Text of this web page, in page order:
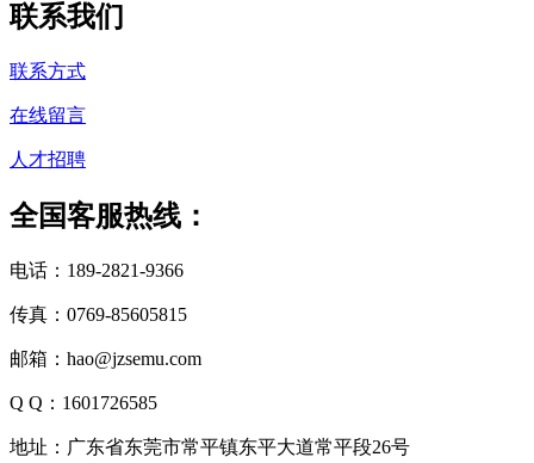
联系我们
联系方式
在线留言
人才招聘
全国客服热线：
电话：189-2821-9366
传真：0769-85605815
邮箱：hao@jzsemu.com
Q Q：1601726585
地址：广东省东莞市常平镇东平大道常平段26号